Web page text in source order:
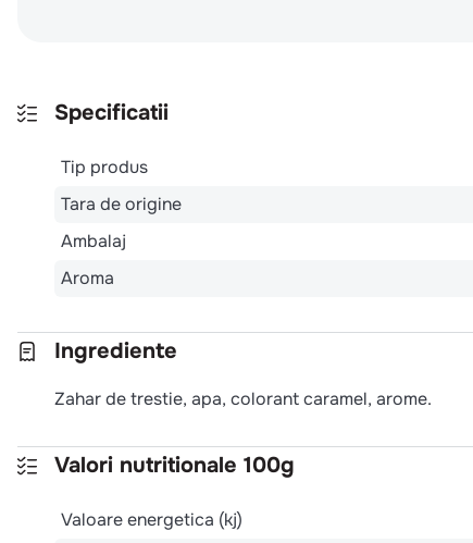
Specificatii
Tip produs
Tara de origine
Ambalaj
Aroma
Ingrediente
Zahar de trestie, apa, colorant caramel, arome.
Valori nutritionale 100g
Valoare energetica (kj)